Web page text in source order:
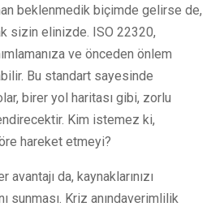
beklenmedik biçimde gelirse de,
sizin elinizde. ISO 22320,
ve önceden önlem
Bu standart sayesinde
birer yol haritası gibi, zorlu
Kim istemez ki,
hareket etmeyi?
da, kaynaklarınızı
sunması. Kriz anındaverimlilik